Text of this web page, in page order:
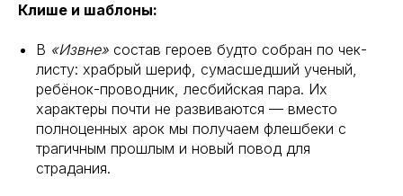
Клише и шаблоны:
В «Извне» состав героев будто собран по чек-
листу: храбрый шериф, сумасшедший ученый,
ребёнок-проводник, лесбийская пара. Их
характеры почти не развиваются — вместо
полноценных арок мы получаем флешбеки с
трагичным прошлым и новый повод для
страдания.